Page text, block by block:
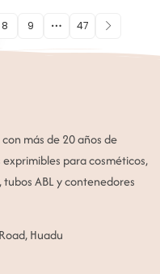
8 9 47
más de 20 años de
para cosméticos,
ABL y contenedores
Huadu